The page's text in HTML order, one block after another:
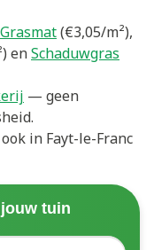
(€3,05/m²),
enSchaduwgras
— geen
in Fayt-le-Franc
tuin